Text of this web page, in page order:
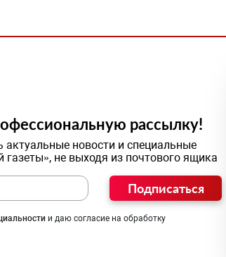
рассылку!
новости и специальные
газеты», не выходя из почтового ящика
Подписаться
и даю согласие на обработку